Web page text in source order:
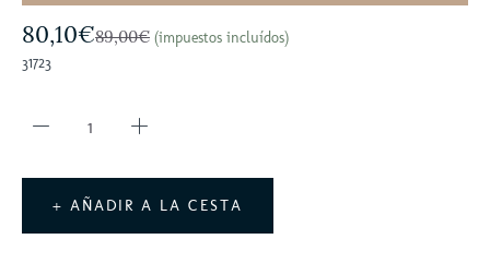
80,10€89,00€ (impuestos incluídos)
31723
+ AÑADIR A LA CESTA